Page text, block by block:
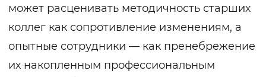
может расценивать методичность старших
коллег как сопротивление изменениям, а
опытные сотрудники — как пренебрежение
их накопленным профессиональным